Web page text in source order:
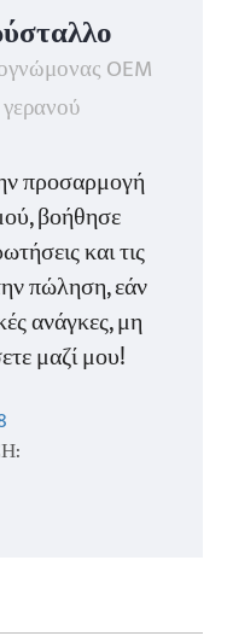
OEM
γερανού
προσαρμογή
βοήθησε
και τις
πώληση, εάν
ανάγκες, μη
μαζί μου!